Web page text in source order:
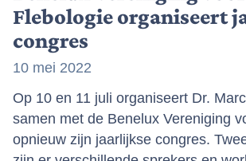
Flebologie organiseert
congres
10 mei 2022
Op 10 en 11 juli organiseert Dr.
samen met de Benelux Vereniging
opnieuw zijn jaarlijkse congres.